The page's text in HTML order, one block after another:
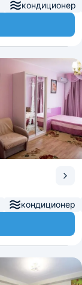
кондиционер
кондиционер